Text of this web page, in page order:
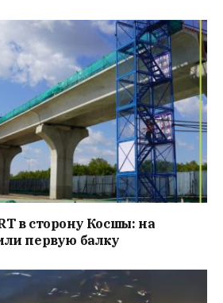
в сторону Косшы: на
первую балку